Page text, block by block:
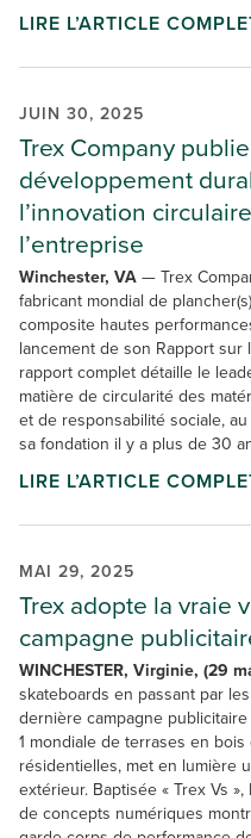
LIRE L’ARTICLE
JUIN 30, 2025
Trex Company
développement
l’innovation
l’entreprise
Winchester, VA— Trex
fabricant mondial de
composite hautes
lancement de son Rapport
rapport complet détaille le
matière de circularité des
et de responsabilité sociale,
sa fondation il y a plus de 30
LIRE L’ARTICLE
MAI 29, 2025
Trex adopte la vraie
campagne
WINCHESTER, Virginie, (29
skateboards en passant par
dernière campagne
1 mondiale de terrases en
résidentielles, met en lumière
extérieur. Baptisée « Trex Vs
de concepts numériques